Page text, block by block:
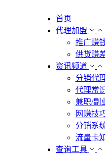
首页
代理加盟
推广赚
供货赚
资讯频道
分销代
代理常
兼职/副
网赚技
分销系
流量卡
查询工具